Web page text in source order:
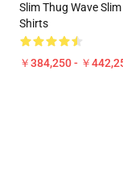
Slim Thug Wave Slim
Shirts
￥384,250 - ￥